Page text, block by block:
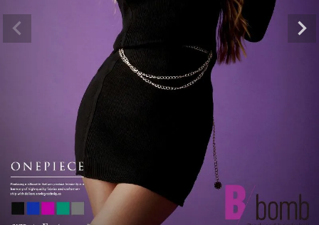
＝ボムシェル】はダンス衣装専門ブランド。
衣装ならお任せ！オリジナル衣装やダンス衣装のトータル
ィネートのご提案。 ボムシェルならではの最新で斬新な
えをお届け。 撮影で使用してる小物や靴などダンサー必
ーデはイメージしやすく、全てボムシェルでご購入可能。
とは差別化出来るしっかりした衣装のご提案はダンサー
ージ映えを全力で応援してます。
商品一覧
CONTENTS
【B/bomb
「これど
好き女子
レッスン
PICKUP